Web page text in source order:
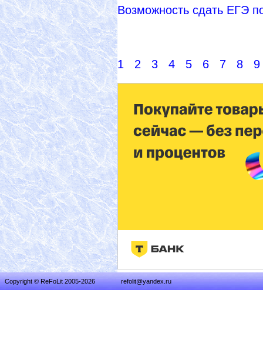
Возможность сдать ЕГЭ
1 2 3 4 5 6 7 8 9
Copyright © ReFoLit 2005-2026 refolit@yandex.ru